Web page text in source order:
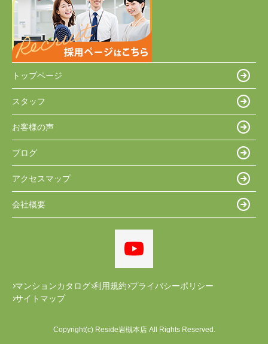
トップページ
スタッフ
お客様の声
ブログ
アクセスマップ
会社概要
マンションカタログ 利用規約 プライバシーポリシー
サイトマップ
Copyright(c) Reside岩槻本店 All Rights Reserved.